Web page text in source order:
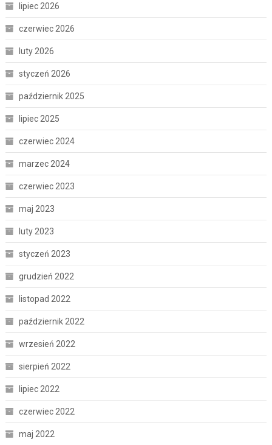
lipiec 2026
czerwiec 2026
luty 2026
styczeń 2026
październik 2025
lipiec 2025
czerwiec 2024
marzec 2024
czerwiec 2023
maj 2023
luty 2023
styczeń 2023
grudzień 2022
listopad 2022
październik 2022
wrzesień 2022
sierpień 2022
lipiec 2022
czerwiec 2022
maj 2022